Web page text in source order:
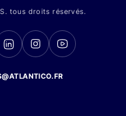
tous droits réservés.